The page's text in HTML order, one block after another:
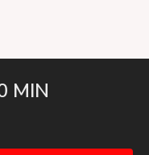
MIN